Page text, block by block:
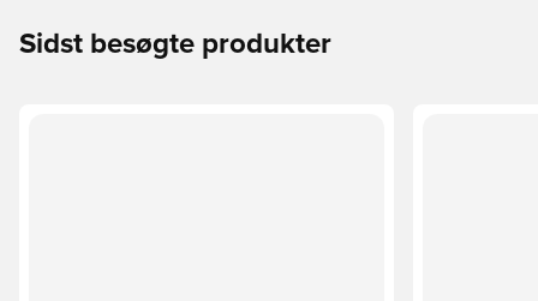
Sidst besøgte produkter